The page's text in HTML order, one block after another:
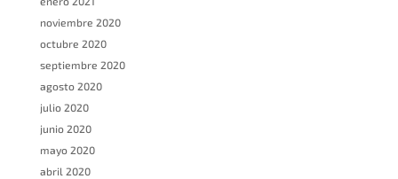
noviembre 2020
octubre 2020
septiembre 2020
agosto 2020
julio 2020
junio 2020
mayo 2020
abril 2020